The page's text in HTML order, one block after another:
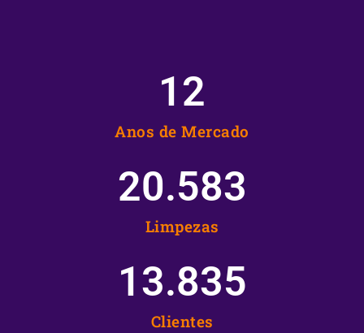
Anos de Mercado
12
Limpezas
20.583
Clientes
13.835